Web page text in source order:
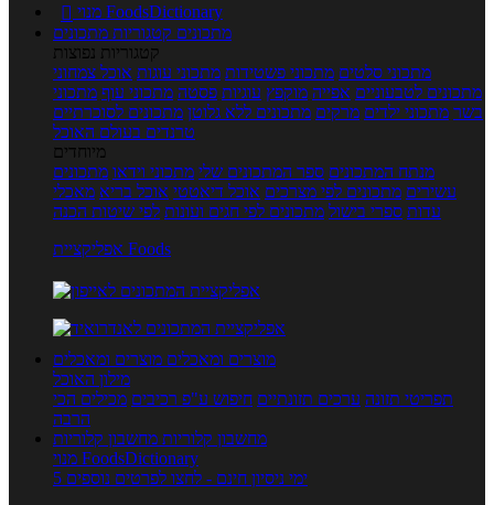

מנוי FoodsDictionary
מתכונים קטגוריות מתכונים
קטגוריות נפוצות
מתכוני סלטים מתכוני פשטידות מתכוני עוגות אוכל צמחוני
מתכונים לטבעוניים אפייה מוקפץ עוגיות פסטה מתכוני עוף מתכוני
בשר מתכוני ילדים מרקים מתכונים ללא גלוטן מתכונים לסוכרתיים
טרנדים בעולם האוכל
מיוחדים
מנתח המתכונים ספר המתכונים שלי מתכוני וידאו מתכונים
עשירים מתכונים לפי מצרכים אוכל דיאטטי אוכל בריא מאכלי
עדות ספרי בישול מתכונים לפי חגים ועונות לפי שיטות הכנה
אפליקציית Foods
מוצרים ומאכלים מוצרים ומאכלים
מילון האוכל
תפריטי תזונה ערכים תזונתיים חיפוש ע"פ רכיבים מכילים הכי
הרבה
מחשבון קלוריות מחשבון קלוריות
מנוי FoodsDictionary
5 ימי ניסיון חינם - לחצו לפרטים נוספים